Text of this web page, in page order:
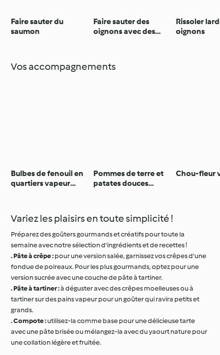
Faire sauter du
saumon
Faire sauter des
oignons avec des
Rissoler
oignons
Vos accompagnements
Bulbes de fenouil en
quartiers vapeur
Pommes de terre et
patates douces
Chou-fleur
Variez les plaisirs en toute simplicité !
Préparez des goûters gourmands et créatifs pour toute la
semaine avec notre sélection d'ingrédients et de recettes !
. Pâte à crêpe :pour une version salée, garnissez vos crêpes d'une
fondue de poireaux. Pour les plus gourmands, optez pour une
version sucrée avec une couche de pâte à tartiner.
. Pâte à tartiner :à déguster avec des crêpes moelleuses ou à
tartiner sur des pains vapeur pour un goûter qui ravira petits et
grands.
. Compote :utilisez-la comme base pour une délicieuse tarte
avec une pâte brisée ou mélangez-la avec du yaourt nature pour
une collation légère et fruitée.